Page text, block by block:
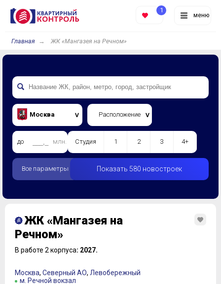
меню
1
Главная ЖК «Мангазея на Речном»
Москва Расположение
до млн. Студия 1 2 3 4+
Все параметры Показать 580 новостроек
ЖК «Мангазея на
Речном»
В работе 2 корпуса: 2027.
Москва, Северный АО, Левобережный
м. Речной вокзал